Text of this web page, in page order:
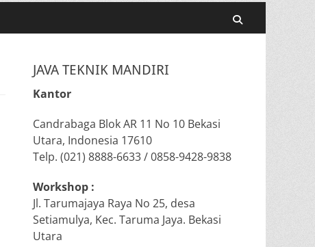
JAVA TEKNIK MANDIRI
Kantor
Candrabaga Blok AR 11 No 10 Bekasi
Utara, Indonesia 17610
Telp. (021) 8888-6633 / 0858-9428-9838
Workshop :
Jl. Tarumajaya Raya No 25, desa
Setiamulya, Kec. Taruma Jaya. Bekasi
Utara